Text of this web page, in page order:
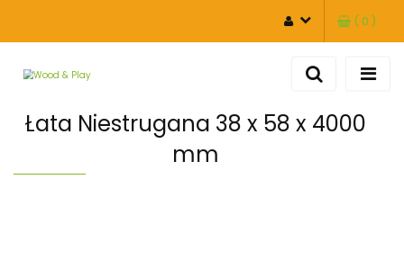
ZALOGUJ SIĘ
DODAJ ZGŁOSZENIE
( 0 )
Łata Niestrugana 38 x 58 x 4000
mm